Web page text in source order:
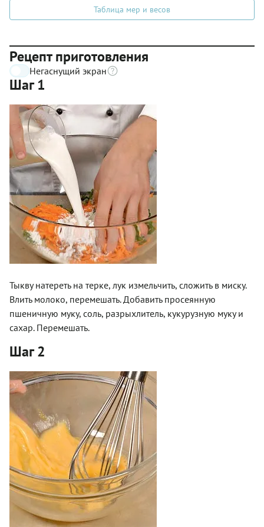
Таблица мер и весов
Рецепт приготовления
Негаснущий экран
Шаг 1
Тыкву натереть на терке, лук измельчить, сложить в миску.
Влить молоко, перемешать. Добавить просеянную
пшеничную муку, соль, разрыхлитель, кукурузную муку и
сахар. Перемешать.
Шаг 2